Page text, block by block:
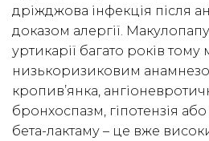
дріжджова інфекція після
доказом алергії.
уртикарії багато років
низькоризиковим
кропив’янка,
бронхоспазм, гіпотензія або
бета-лактаму – це вже